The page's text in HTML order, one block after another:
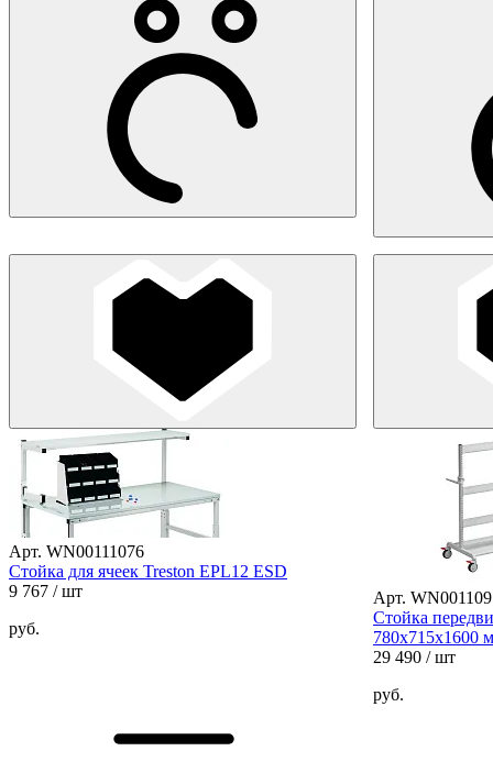
Арт. WN00111076
Стойка для ячеек Treston EPL12 ESD
9 767 / шт
руб.
Арт.
Стойка
780х715х1600
29 490 / шт
руб.